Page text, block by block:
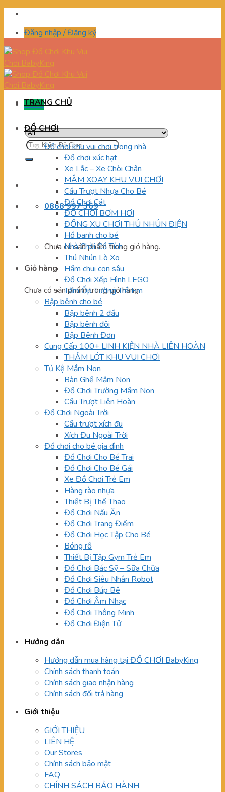
Skip
contentĐăng nhập / Đăng ký
Menu
Tìm
kiếm:
0868 997 369
Chưa có sản phẩm trong giỏ hàng.
Giỏ hàng
Chưa có sản phẩm trong giỏ hàng.
TRANG CHỦ
ĐỒ CHƠI
Đồ chơi khu vui chơi trong nhà
Đồ chơi xúc hạt
Xe Lắc – Xe Chòi Chân
MÂM XOAY KHU VUI CHƠI
Cầu Trượt Nhựa Cho Bé
Đồ Chơi Cát
ĐỒ CHƠI BƠM HƠI
ĐỒNG XU CHƠI THÚ NHÚN ĐIỆN
Hồ banh cho bé
Nhà Chòi Cổ Tích
Thú Nhún Lò Xo
Hầm chui con sâu
Đồ Chơi Xếp Hình LEGO
Tấm Ốp Tường Trẻ Em
Bập bênh cho bé
Bập bênh 2 đầu
Bập bênh đôi
Bập Bênh Đơn
Cung Cấp 100+ LINH KIỆN NHÀ LIÊN HOÀN
THẢM LÓT KHU VUI CHƠI
Tủ Kệ Mầm Non
Bàn Ghế Mầm Non
Đồ Chơi Trường Mầm Non
Cầu Trượt Liên Hoàn
Đồ Chơi Ngoài Trời
Cầu trượt xích đu
Xích Đu Ngoài Trời
Đồ chơi cho bé gia đình
Đồ Chơi Cho Bé Trai
Đồ Chơi Cho Bé Gái
Xe Đồ Chơi Trẻ Em
Hàng rào nhựa
Thiết Bị Thể Thao
Đồ Chơi Nấu Ăn
Đồ Chơi Trang Điểm
Đồ Chơi Học Tập Cho Bé
Bóng rổ
Thiết Bị Tập Gym Trẻ Em
Đồ Chơi Bác Sỹ – Sữa Chữa
Đồ Chơi Siêu Nhân Robot
Đồ Chơi Búp Bê
Đồ Chơi Âm Nhạc
Đồ Chơi Thông Minh
Đồ Chơi Điện Tử
Hướng dẫn
Hướng dẫn mua hàng tại ĐỒ CHƠI BabyKing
Chính sách thanh toán
Chính sách giao nhận hàng
Chính sách đổi trả hàng
Giới thiệu
GIỚI THIỆU
LIÊN HỆ
Our Stores
Chính sách bảo mật
FAQ
CHÍNH SÁCH BẢO HÀNH